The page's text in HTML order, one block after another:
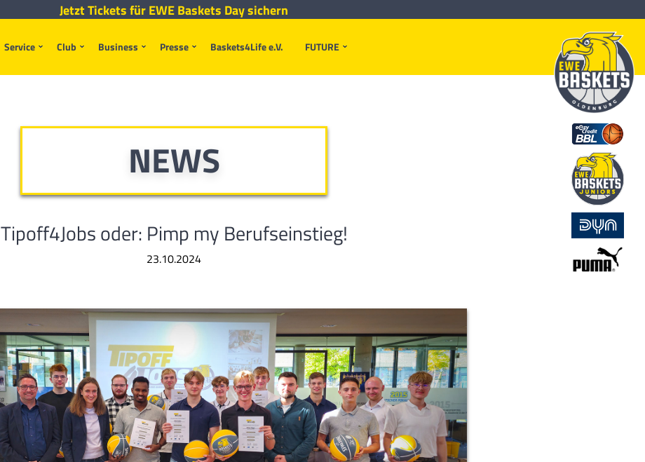
Service Club Business Presse Baskets4Life e.V. FUTURE
Jetzt Tickets für EWE Baskets Day sichern
NEWS
Tipoff4Jobs oder: Pimp my Berufseinstieg!
23.10.2024